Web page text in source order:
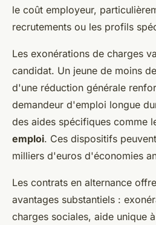
le coût employeur,
recrutements ou les profils
Les exonérations de charges
candidat. Un jeune de moins
d'une réduction générale
demandeur d'emploi longue
des aides spécifiques comme
emploi. Ces dispositifs
milliers d'euros d'économies
Les contrats en alternance
avantages substantiels :
charges sociales, aide unique